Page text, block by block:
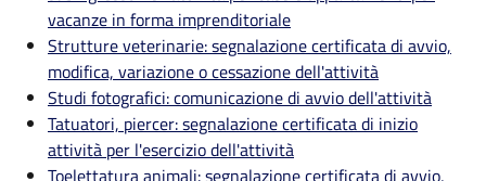
vacanze in forma imprenditoriale
Strutture veterinarie: segnalazione certificata di avvio,
modifica, variazione o cessazione dell'attività
Studi fotografici: comunicazione di avvio dell'attività
Tatuatori, piercer: segnalazione certificata di inizio
attività per l'esercizio dell'attività
Toelettatura animali: segnalazione certificata di avvio,